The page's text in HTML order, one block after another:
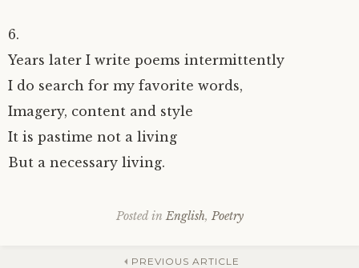
6.
Years later I write poems intermittently
I do search for my favorite words,
Imagery, content and style
It is pastime not a living
But a necessary living.
Posted in English, Poetry
PREVIOUS ARTICLE